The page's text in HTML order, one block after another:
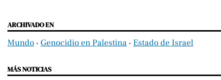
ARCHIVADO EN
Mundo ‧ Genocidio en Palestina ‧ Estado de Israel
MÁS NOTICIAS